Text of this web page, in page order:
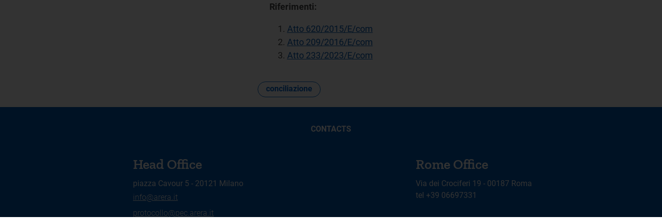
Riferimenti:
Atto 620/2015/E/com
Atto 209/2016/E/com
Atto 233/2023/E/com
conciliazione
CONTACTS
Head Office
piazza Cavour 5 - 20121 Milano
info@arera.it
protocollo@pec.arera.it
Rome Office
Via dei Crociferi 19 - 00187 Roma
tel +39 06697331